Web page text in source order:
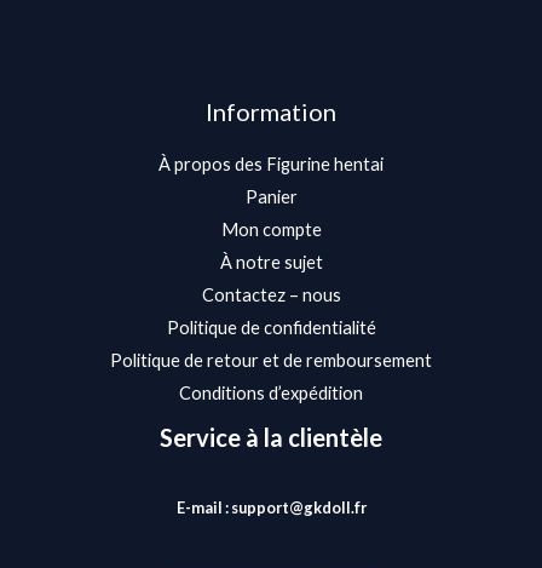
Information
À propos des Figurine hentai
Panier
Mon compte
À notre sujet
Contactez – nous
Politique de confidentialité
Politique de retour et de remboursement
Conditions d’expédition
Service à la clientèle
E-mail : support@gkdoll.fr